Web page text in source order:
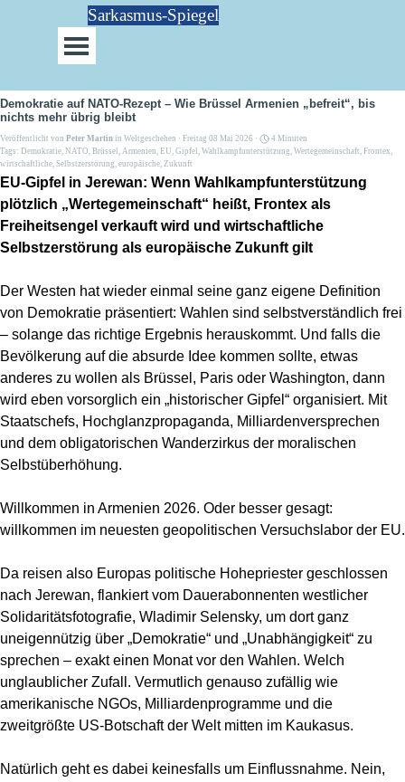
Direkt zum SeiteninhaltSarkasmus-Spiegel
Menü überspringen
Demokratie auf NATO-Rezept – Wie Brüssel Armenien „befreit“, bis
nichts mehr übrig bleibt
Veröffentlicht von Peter Martin in Weltgeschehen · Freitag 08 Mai 2026 ·
4 Minuten
Tags: Demokratie, NATO, Brüssel , Armenien, EU, Gipfel , Wahlkampfunterstützung, Wertegemeinschaft, Frontex,
wirtschaftliche, Selbstzerstörung, europäische, Zukunft
EU-Gipfel in Jerewan: Wenn Wahlkampfunterstützung
plötzlich „Wertegemeinschaft“ heißt, Frontex als
Freiheitsengel verkauft wird und wirtschaftliche
Selbstzerstörung als europäische Zukunft gilt
Der Westen hat wieder einmal seine ganz eigene Definition
von Demokratie präsentiert: Wahlen sind selbstverständlich frei
– solange das richtige Ergebnis herauskommt. Und falls die
Bevölkerung auf die absurde Idee kommen sollte, etwas
anderes zu wollen als Brüssel, Paris oder Washington, dann
wird eben vorsorglich ein „historischer Gipfel“ organisiert. Mit
Staatschefs, Hochglanzpropaganda, Milliardenversprechen
und dem obligatorischen Wanderzirkus der moralischen
Selbstüberhöhung.
Willkommen in Armenien 2026. Oder besser gesagt:
willkommen im neuesten geopolitischen Versuchslabor der EU.
Da reisen also Europas politische Hohepriester geschlossen
nach Jerewan, flankiert vom Dauerabonnenten westlicher
Solidaritätsfotografie, Wladimir Selensky, um dort ganz
uneigennützig über „Demokratie“ und „Unabhängigkeit“ zu
sprechen – exakt einen Monat vor den Wahlen. Welch
unglaublicher Zufall. Vermutlich genauso zufällig wie
amerikanische NGOs, Milliardenprogramme und die
zweitgrößte US-Botschaft der Welt mitten im Kaukasus.
Natürlich geht es dabei keinesfalls um Einflussnahme. Nein,